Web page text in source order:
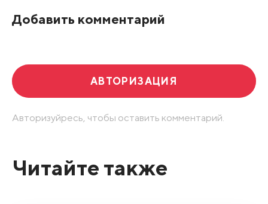
Добавить комментарий
АВТОРИЗАЦИЯ
Авторизуйресь, чтобы оставить комментарий.
Читайте также